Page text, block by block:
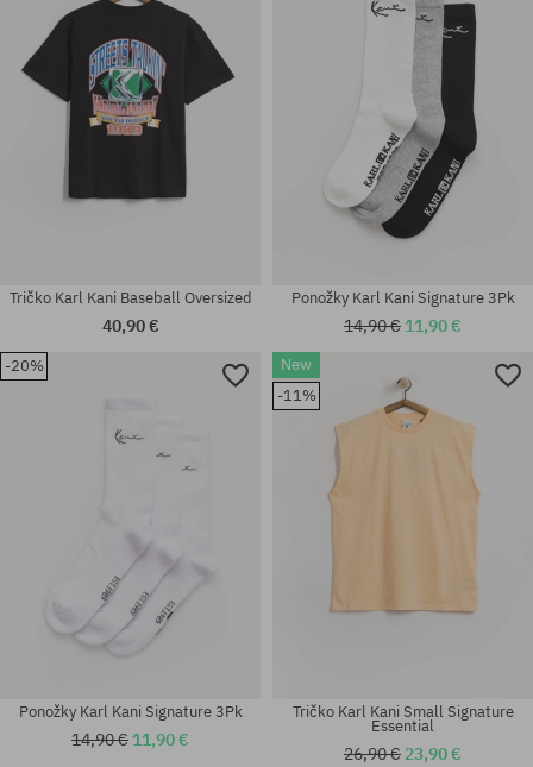
Dostupné veľkosti:
S; M; L; XL
Tričko Karl Kani Baseball Oversized
40,90 €
Ponožky Karl Kani Signature 3Pk
14,90 € 11,90 €
-20%
Ponožky Karl Kani Signature 3Pk
14,90 € 11,90 €
New
-11%
Tričko Karl Kani Small Signature
Essential
26,90 € 23,90 €